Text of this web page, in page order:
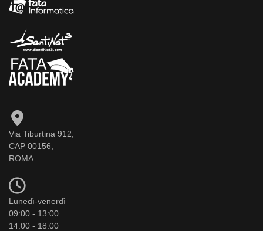
Via Tiburtina 912,
CAP 00156,
ROMA
Lunedì-venerdì
09:00 - 13:00
14:00 - 18:00